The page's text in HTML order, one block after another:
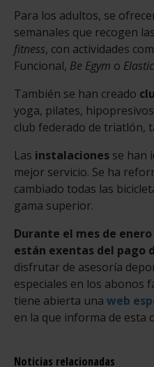
Para los adultos, se
semanales que recogen
fitness, con actividades
Funcional, Be Egym o
También se han creado
yoga, pilates,
club federado de triatlón,
Las instalaciones se han
mejor servicio. Se ha
cambiado todas las
gama superior.
Durante el mes de
están exentas del pago
disfrutar de asesoría
especiales en los abonos
tiene abierta una web
en la que informa de esta
Noticias relacionadas